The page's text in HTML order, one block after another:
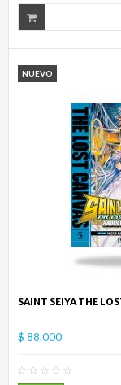
NUEVO
SAINT SEIYA THE
$ 88.000